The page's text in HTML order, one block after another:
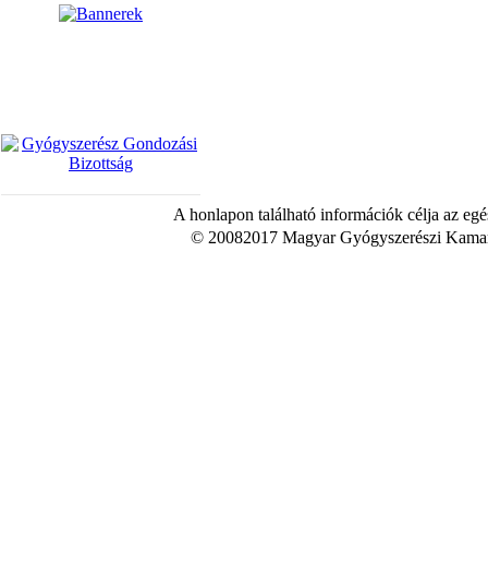
A honlapon található információk célja az
© 20082017 Magyar Gyógyszerészi